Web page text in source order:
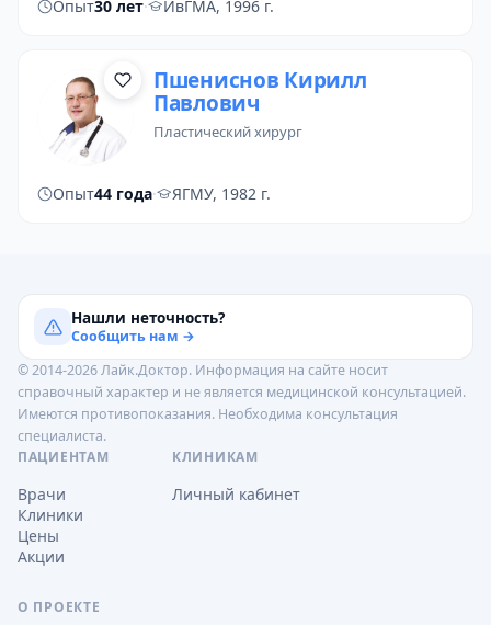
Опыт30 лет· ИвГМА, 1996 г.
Пшениснов Кирилл
Павлович
пластический хирург
Опыт44 года· ЯГМУ, 1982 г.
Нашли неточность?
Сообщить нам →
© 2014-2026 Лайк.Доктор. Информация на сайте носит
справочный характер и не является медицинской консультацией.
Имеются противопоказания. Необходима консультация
специалиста.
ПАЦИЕНТАМ
Врачи
Клиники
Цены
Акции
КЛИНИКАМ
Личный кабинет
О ПРОЕКТЕ